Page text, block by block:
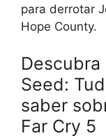
para derrotar
Hope County.
Seed:
saber
Far Cry 5